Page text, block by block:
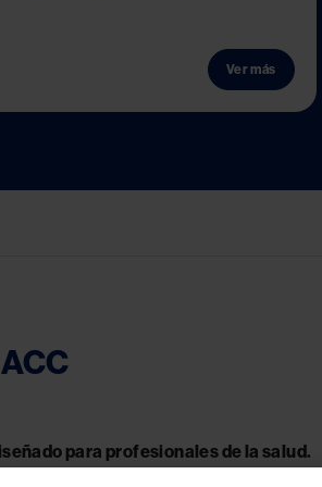
Ver más
para profesionales de la salud.